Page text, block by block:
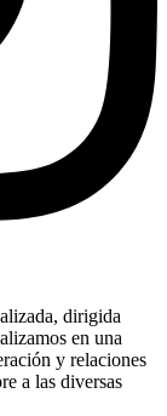
dirigida
en una
y relaciones
a las diversas